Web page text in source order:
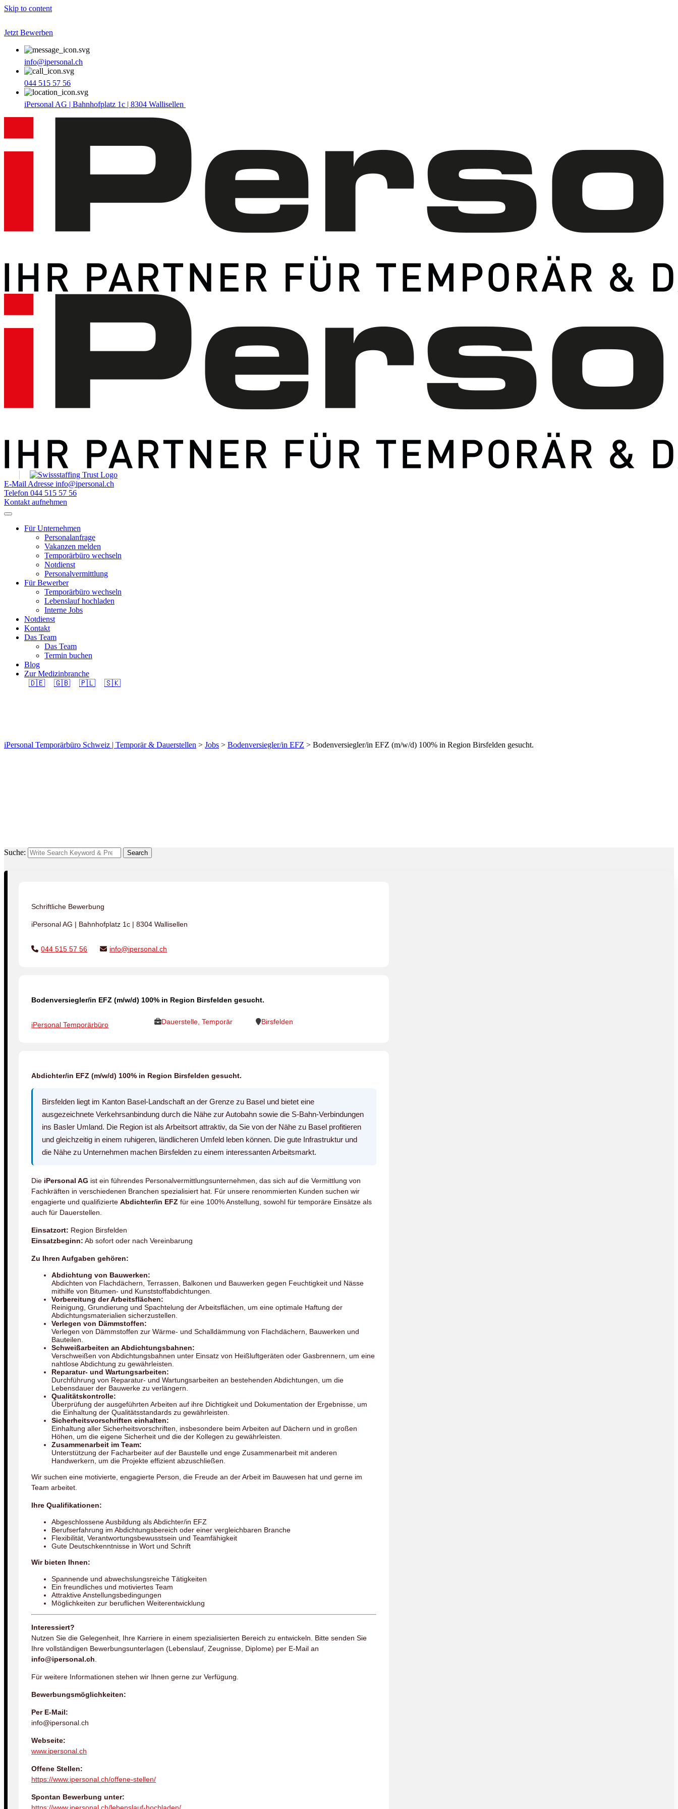
Skip to content
Jetzt Bewerben
info@ipersonal.ch
044 515 57 56
iPersonal AG | Bahnhofplatz 1c | 8304 Wallisellen
E-Mail Adresse info@ipersonal.ch
Telefon 044 515 57 56
Kontakt aufnehmen
Für Unternehmen
Personalanfrage
Vakanzen melden
Temporärbüro wechseln
Notdienst
Personalvermittlung
Für Bewerber
Temporärbüro wechseln
Lebenslauf hochladen
Interne Jobs
Notdienst
Kontakt
Das Team
Das Team
Termin buchen
Blog
Zur Medizinbranche
🇩🇪
🇬🇧 🇵🇱 🇸🇰
iPersonal Temporärbüro Schweiz | Temporär & Dauerstellen > Jobs > Bodenversiegler/in EFZ > Bodenversiegler/in EFZ (m/w/d) 100% in Region Birsfelden gesucht.
Suche: Search
Schriftliche Bewerbung
iPersonal AG | Bahnhofplatz 1c | 8304 Wallisellen
044 515 57 56 info@ipersonal.ch
Bodenversiegler/in EFZ (m/w/d) 100% in Region Birsfelden gesucht.
iPersonal Temporärbüro Dauerstelle, Temporär Birsfelden
Abdichter/in EFZ (m/w/d) 100% in Region Birsfelden gesucht.
Birsfelden liegt im Kanton Basel-Landschaft an der Grenze zu Basel und bietet eine
ausgezeichnete Verkehrsanbindung durch die Nähe zur Autobahn sowie die S-Bahn-Verbindungen
ins Basler Umland. Die Region ist als Arbeitsort attraktiv, da Sie von der Nähe zu Basel profitieren
und gleichzeitig in einem ruhigeren, ländlicheren Umfeld leben können. Die gute Infrastruktur und
die Nähe zu Unternehmen machen Birsfelden zu einem interessanten Arbeitsmarkt.
Die iPersonal AG ist ein führendes Personalvermittlungsunternehmen, das sich auf die Vermittlung von
Fachkräften in verschiedenen Branchen spezialisiert hat. Für unsere renommierten Kunden suchen wir
engagierte und qualifizierte Abdichter/in EFZ für eine 100% Anstellung, sowohl für temporäre Einsätze als
auch für Dauerstellen.
Einsatzort: Region Birsfelden
Einsatzbeginn: Ab sofort oder nach Vereinbarung
Zu Ihren Aufgaben gehören:
Abdichtung von Bauwerken:
Abdichten von Flachdächern, Terrassen, Balkonen und Bauwerken gegen Feuchtigkeit und Nässe
mithilfe von Bitumen- und Kunststoffabdichtungen.
Vorbereitung der Arbeitsflächen:
Reinigung, Grundierung und Spachtelung der Arbeitsflächen, um eine optimale Haftung der
Abdichtungsmaterialien sicherzustellen.
Verlegen von Dämmstoffen:
Verlegen von Dämmstoffen zur Wärme- und Schalldämmung von Flachdächern, Bauwerken und
Bauteilen.
Schweißarbeiten an Abdichtungsbahnen:
Verschweißen von Abdichtungsbahnen unter Einsatz von Heißluftgeräten oder Gasbrennern, um eine
nahtlose Abdichtung zu gewährleisten.
Reparatur- und Wartungsarbeiten:
Durchführung von Reparatur- und Wartungsarbeiten an bestehenden Abdichtungen, um die
Lebensdauer der Bauwerke zu verlängern.
Qualitätskontrolle:
Überprüfung der ausgeführten Arbeiten auf ihre Dichtigkeit und Dokumentation der Ergebnisse, um
die Einhaltung der Qualitätsstandards zu gewährleisten.
Sicherheitsvorschriften einhalten:
Einhaltung aller Sicherheitsvorschriften, insbesondere beim Arbeiten auf Dächern und in großen
Höhen, um die eigene Sicherheit und die der Kollegen zu gewährleisten.
Zusammenarbeit im Team:
Unterstützung der Facharbeiter auf der Baustelle und enge Zusammenarbeit mit anderen
Handwerkern, um die Projekte effizient abzuschließen.
Wir suchen eine motivierte, engagierte Person, die Freude an der Arbeit im Bauwesen hat und gerne im
Team arbeitet.
Ihre Qualifikationen:
Abgeschlossene Ausbildung als Abdichter/in EFZ
Berufserfahrung im Abdichtungsbereich oder einer vergleichbaren Branche
Flexibilität, Verantwortungsbewusstsein und Teamfähigkeit
Gute Deutschkenntnisse in Wort und Schrift
Wir bieten Ihnen:
Spannende und abwechslungsreiche Tätigkeiten
Ein freundliches und motiviertes Team
Attraktive Anstellungsbedingungen
Möglichkeiten zur beruflichen Weiterentwicklung
Interessiert?
Nutzen Sie die Gelegenheit, Ihre Karriere in einem spezialisierten Bereich zu entwickeln. Bitte senden Sie
Ihre vollständigen Bewerbungsunterlagen (Lebenslauf, Zeugnisse, Diplome) per E-Mail an
info@ipersonal.ch.
Für weitere Informationen stehen wir Ihnen gerne zur Verfügung.
Bewerbungsmöglichkeiten:
Per E-Mail:
info@ipersonal.ch
Webseite:
www.ipersonal.ch
Offene Stellen:
https://www.ipersonal.ch/offene-stellen/
Spontan Bewerbung unter: